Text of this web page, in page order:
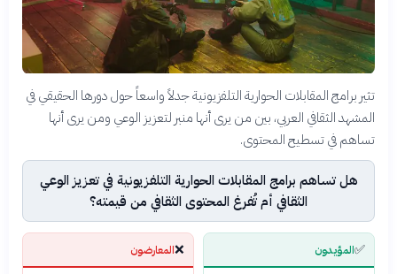
تثير برامج المقابلات الحوارية التلفزيونية جدلاً واسعاً حول دورها الحقيقي في
المشهد الثقافي العربي، بين من يرى أنها منبر لتعزيز الوعي ومن يرى أنها
تساهم في تسطيح المحتوى.
هل تساهم برامج المقابلات الحوارية التلفزيونية في تعزيز الوعي
الثقافي أم تُفرغ المحتوى الثقافي من قيمته؟
✅المؤيدون ❌المعارضون